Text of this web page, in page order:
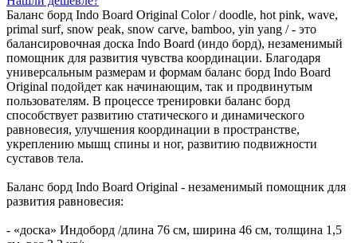
Баланс борд Indo Board Original Color / doodle, hot pink, wave,
primal surf, snow peak, snow carve, bamboo, yin yang / - это
балансировочная доска Indo Board (индо борд), незаменимый
помощник для развития чувства координации. Благодаря
универсальным размерам и формам баланс борд Indo Board
Original подойдет как начинающим, так и продвинутым
пользователям. В процессе тренировки баланс борд
способствует развитию статического и динамического
равновесия, улучшения координации в пространстве,
укреплению мышц спины и ног, развитию подвижности
суставов тела.
Баланс борд Indo Board Original - незаменимый помощник для
развития равновесия:
- «доска» Индоборд /длина 76 см, ширина 46 см, толщина 1,5